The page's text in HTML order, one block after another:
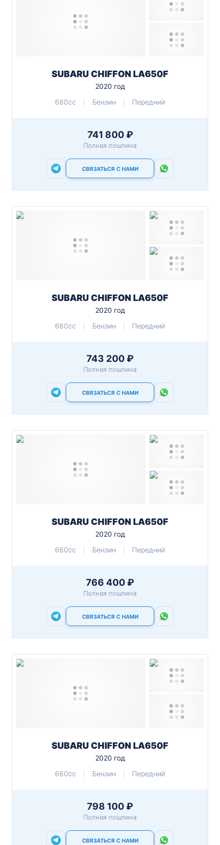
SUBARU CHIFFON LA650F
2020 год
660cc
Бензин Передний
741 800 ₽
Полная пошлина
СВЯЗАТЬСЯ С НАМИ
SUBARU CHIFFON LA650F
2020 год
660cc
Бензин Передний
743 200 ₽
Полная пошлина
СВЯЗАТЬСЯ С НАМИ
SUBARU CHIFFON LA650F
2020 год
660cc
Бензин Передний
766 400 ₽
Полная пошлина
СВЯЗАТЬСЯ С НАМИ
SUBARU CHIFFON LA650F
2020 год
660cc
Бензин Передний
798 100 ₽
Полная пошлина
СВЯЗАТЬСЯ С НАМИ